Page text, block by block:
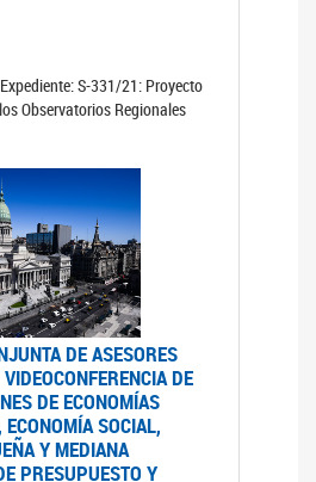
S-331/21: Proyecto
Observatorios Regionales
DE ASESORES
DE
DE ECONOMÍAS
ECONOMÍA SOCIAL,
Y MEDIANA
PRESUPUESTO Y